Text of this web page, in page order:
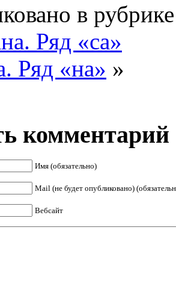
в
Ряд «са»
Ряд «на» »
комментарий
Имя (обязательно)
Mail (не будет опубликовано)
Вебсайт